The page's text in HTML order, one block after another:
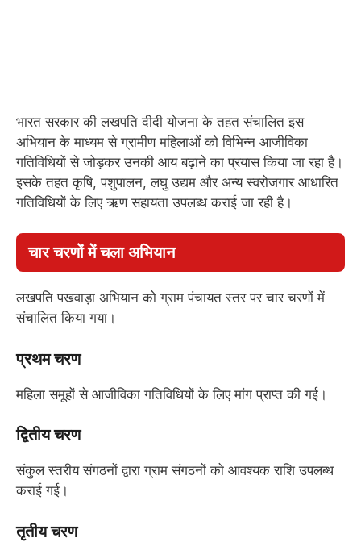
भारत सरकार की लखपति दीदी योजना के तहत संचालित इस
अभियान के माध्यम से ग्रामीण महिलाओं को विभिन्न आजीविका
गतिविधियों से जोड़कर उनकी आय बढ़ाने का प्रयास किया जा रहा है।
इसके तहत कृषि, पशुपालन, लघु उद्यम और अन्य स्वरोजगार आधारित
गतिविधियों के लिए ऋण सहायता उपलब्ध कराई जा रही है।
चार चरणों में चला अभियान
लखपति पखवाड़ा अभियान को ग्राम पंचायत स्तर पर चार चरणों में
संचालित किया गया।
प्रथम चरण
महिला समूहों से आजीविका गतिविधियों के लिए मांग प्राप्त की गई।
द्वितीय चरण
संकुल स्तरीय संगठनों द्वारा ग्राम संगठनों को आवश्यक राशि उपलब्ध
कराई गई।
तृतीय चरण